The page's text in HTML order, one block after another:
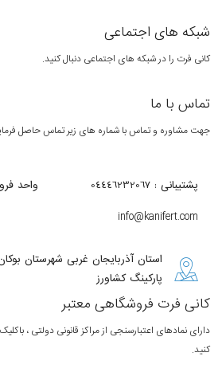
شبکه های اجتماعی
کانی فرت را در شبکه های اجتماعی دنبال کنید.
تماس با ما
جهت مشاوره و تماس با شماره های زیر تماس حاصل
پشتیبانی : 04446232067 واحد فروش :
info@kanifert.com
استان آذربایجان غربی شهرستان
پارکینگ کشاورز
کانی فرت فروشگاهی معتبر
دارای نمادهای اعتبارسنجی از مراکز قانونی دولتی ،
کنید.